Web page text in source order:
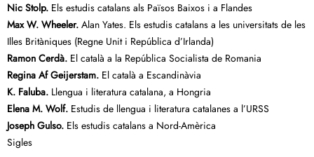
Nic Stolp. Els estudis catalans als Països Baixos i a Flandes
Max W. Wheeler. Alan Yates. Els estudis catalans a les universitats de les
Illes Britàniques (Regne Unit i República d’Irlanda)
Ramon Cerdà. El català a la República Socialista de Romania
Regina Af Geijerstam. El català a Escandinàvia
K. Faluba. Llengua i literatura catalana, a Hongria
Elena M. Wolf. Estudis de llengua i literatura catalanes a l’URSS
Joseph Gulso. Els estudis catalans a Nord-Amèrica
Sigles